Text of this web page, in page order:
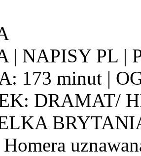
| NAPISY PL |
173 minut |
DRAMAT/